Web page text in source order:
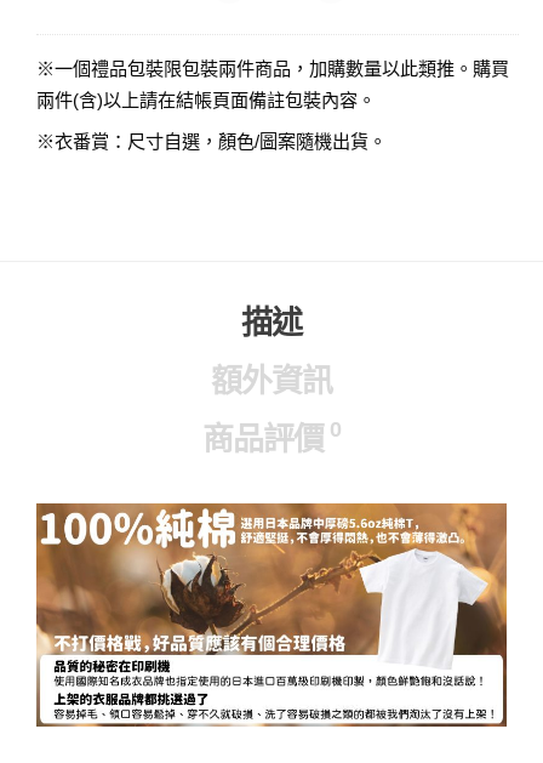
※一個禮品包裝限包裝兩件商品，加購數量以此類推。購買
兩件(含)以上請在結帳頁面備註包裝內容。
※衣番賞：尺寸自選，顏色/圖案隨機出貨。
描述
額外資訊
商品評價 0